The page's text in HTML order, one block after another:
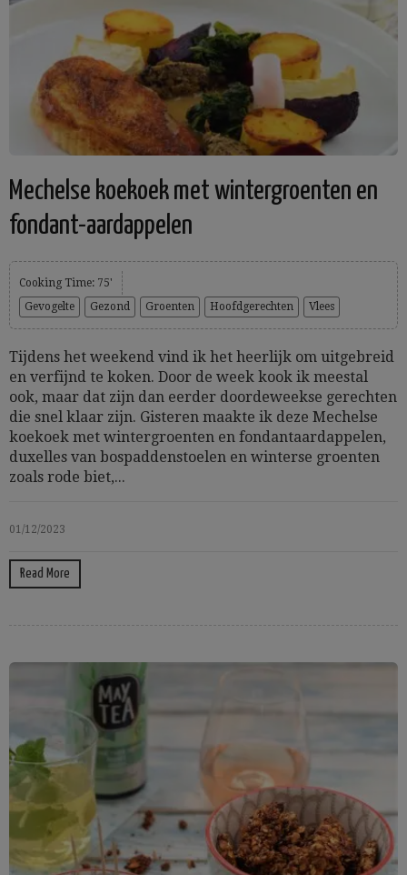
Mechelse koekoek met wintergroenten en
fondant-aardappelen
Cooking Time: 75'
Gevogelte
Gezond Groenten Hoofdgerechten Vlees
Tijdens het weekend vind ik het heerlijk om uitgebreid
en verfijnd te koken. Door de week kook ik meestal
ook, maar dat zijn dan eerder doordeweekse gerechten
die snel klaar zijn. Gisteren maakte ik deze Mechelse
koekoek met wintergroenten en fondantaardappelen,
duxelles van bospaddenstoelen en winterse groenten
zoals rode biet,...
01/12/2023
Read More